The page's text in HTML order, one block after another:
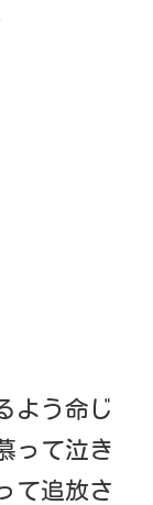
よう命じ
って泣き
て追放さ